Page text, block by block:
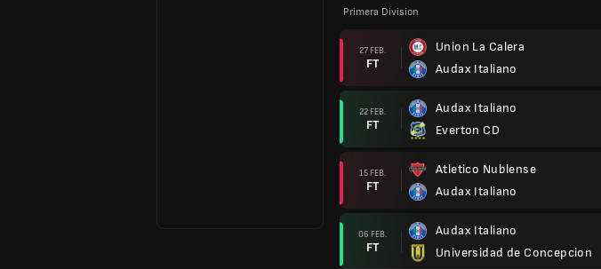
Primera Division
27 FEB.
FT
Union La Calera
Audax Italiano
22 FEB.
FT
Audax Italiano
Everton CD
15 FEB.
FT
Atletico Nublense
Audax Italiano
06 FEB.
FT
Audax Italiano
Universidad de Concepcion